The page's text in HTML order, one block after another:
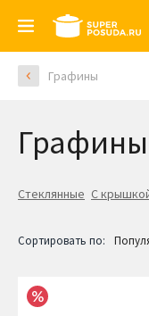
Графины
Стеклянные С
Сортировать по: